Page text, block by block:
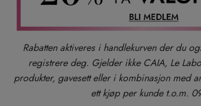
Rabatten aktiveres i handlekurven der du
registrere deg. Gjelder ikke CAIA, Le
produkter, gavesett eller i kombinasjon med
ett kjøp per kunde t.o.m.